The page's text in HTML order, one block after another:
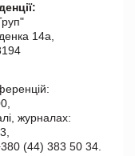
14а,
журналах:
(44) 383 50 34.